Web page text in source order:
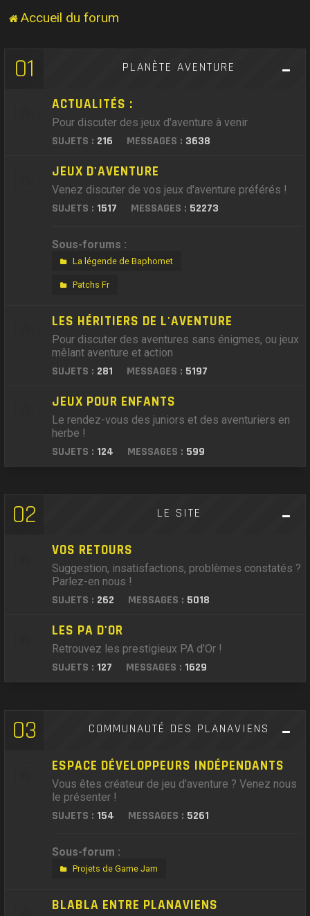
Accueil du forum
01 PLANÈTE AVENTURE
ACTUALITÉS :
Pour discuter des jeux d'aventure à venir
SUJETS : 216 MESSAGES : 3638
JEUX D'AVENTURE
Venez discuter de vos jeux d'aventure préférés !
SUJETS : 1517 MESSAGES : 52273
Sous-forums :
La légende de Baphomet
Patchs Fr
LES HÉRITIERS DE L'AVENTURE
Pour discuter des aventures sans énigmes, ou jeux
mêlant aventure et action
SUJETS : 281 MESSAGES : 5197
JEUX POUR ENFANTS
Le rendez-vous des juniors et des aventuriers en
herbe !
SUJETS : 124 MESSAGES : 599
02 LE SITE
VOS RETOURS
Suggestion, insatisfactions, problèmes constatés ?
Parlez-en nous !
SUJETS : 262 MESSAGES : 5018
LES PA D'OR
Retrouvez les prestigieux PA d'Or !
SUJETS : 127 MESSAGES : 1629
03 COMMUNAUTÉ DES PLANAVIENS
ESPACE DÉVELOPPEURS INDÉPENDANTS
Vous êtes créateur de jeu d'aventure ? Venez nous
le présenter !
SUJETS : 154 MESSAGES : 5261
Sous-forum :
Projets de Game Jam
BLABLA ENTRE PLANAVIENS